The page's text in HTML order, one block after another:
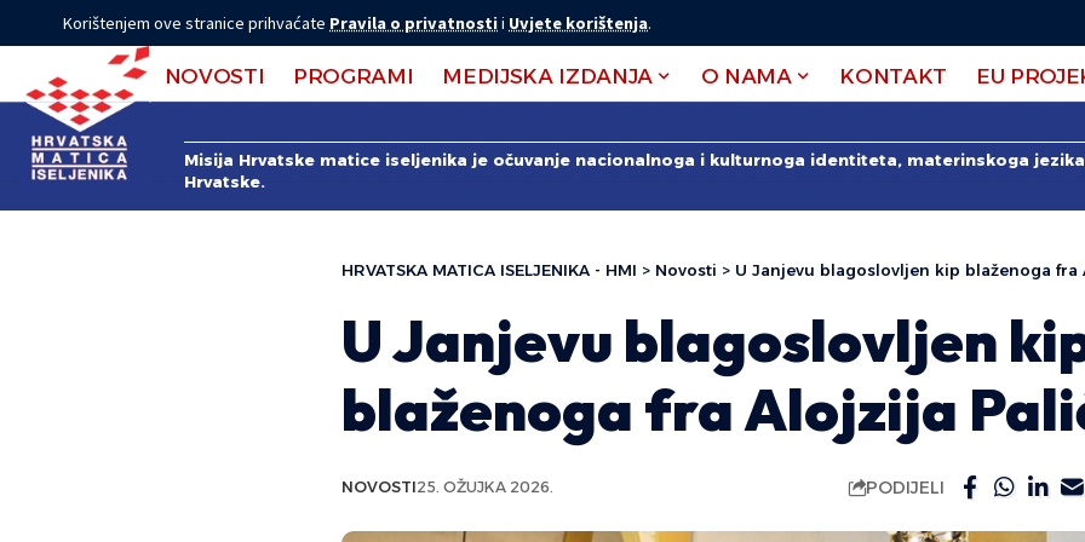
Korištenjem ove stranice prihvaćate Pravila o privatnostii Uvjete korištenja.
NOVOSTI PROGRAMI MEDIJSKA IZDANJA O NAMA KONTAKT EU
Misija Hrvatske matice iseljenika je očuvanje nacionalnoga i kulturnoga identiteta, materinskoga
Hrvatske.
HRVATSKA MATICA ISELJENIKA - HMI > Novosti > U Janjevu blagoslovljen kip blaženoga fra
U Janjevu blagoslovljen
blaženoga fra Alojzija
NOVOSTI25. OŽUJKA 2026. PODIJELI